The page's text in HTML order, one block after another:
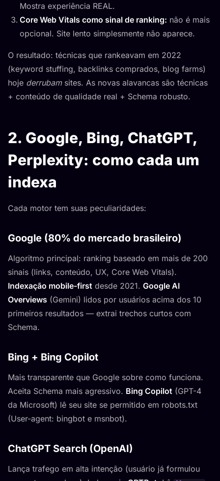
Mostra experiência REAL.
Core Web Vitals como sinal de ranking: não é mais
opcional. Site lento simplesmente não aparece.
O resultado: técnicas que rankeavam em 2022
(keyword stuffing, backlinks comprados, blog farms)
hoje derrubamsites. As novas alavancas são técnicas
+ conteúdo de qualidade real + Schema robusto.
2. Google, Bing, ChatGPT,
Perplexity: como cada um
indexa
Cada motor tem suas peculiaridades:
Google (80% do mercado brasileiro)
Algoritmo principal: ranking baseado em mais de 200
sinais (links, conteúdo, UX, Core Web Vitals).
Indexação mobile-first desde 2021. Google AI
Overviews (Gemini) lidos por usuários acima dos 10
primeiros resultados — extrai trechos curtos com
Schema.
Bing + Bing Copilot
Mais transparente que Google sobre como funciona.
Aceita Schema mais agressivo. Bing Copilot (GPT-4
da Microsoft) lê seu site se permitido em robots.txt
(User-agent: bingbot e msnbot).
ChatGPT Search (OpenAI)
Lança trafego em alta intenção (usuário já formulou